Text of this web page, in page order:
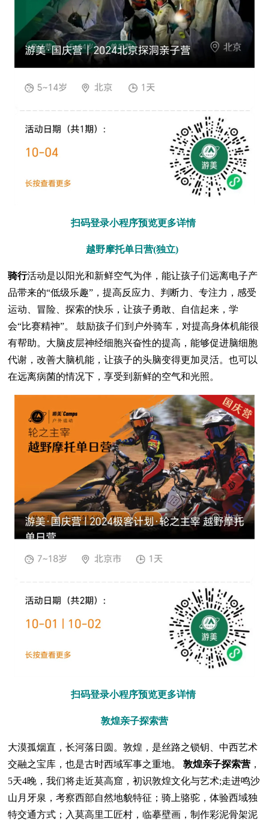
扫码登录小程序预览更多详情
越野摩托单日营(独立)
骑行活动是以阳光和新鲜空气为伴，能让孩子们远离电子产
品带来的“低级乐趣”，提高反应力、判断力、专注力，感受
运动、冒险、探索的快乐，让孩子勇敢、自信起来，学
会“比赛精神”。 鼓励孩子们到户外骑车，对提高身体机能很
有帮助。大脑皮层神经细胞兴奋性的提高，能够促进脑细胞
代谢，改善大脑机能，让孩子的头脑变得更加灵活。也可以
在远离病菌的情况下，享受到新鲜的空气和光照。
扫码登录小程序预览更多详情
敦煌亲子探索营
大漠孤烟直，长河落日圆。敦煌，是丝路之锁钥、中西艺术
交融之宝库，也是古时西域军事之重地。
敦煌亲子探索营 ，
5天4晚，我们将走近莫高窟，初识敦煌文化与艺术;走进鸣沙
山月牙泉，考察西部自然地貌特征；骑上骆驼，体验西域独
特交通方式；入莫高里工匠村，临摹壁画，制作彩泥骨架泥